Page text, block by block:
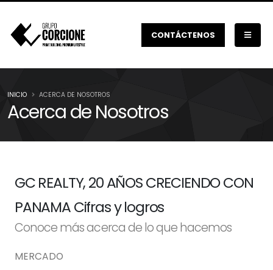
CONTÁCTENOS
Acerca de Nosotros
INICIO ACERCA DE NOSOTROS
GC REALTY, 20 AÑOS CRECIENDO CON
PANAMA Cifras y logros
Conoce más acerca de lo que hacemos
MERCADO